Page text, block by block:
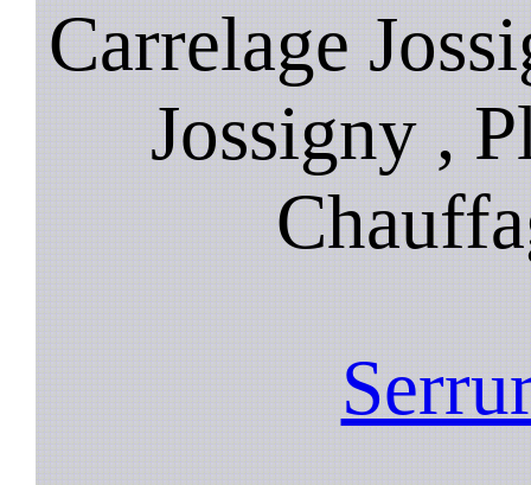
Carrelage
Jossigny ,